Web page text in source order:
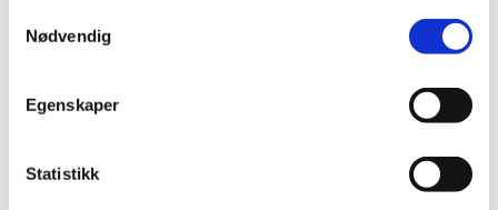
Nødvendig
Egenskaper
Statistikk
21 kamper. Tre kamper har endt uavgjort, mens ti
av kampene har endt med tap.
Resten av det eksisterende trenerteamet vil lede
treningene de nærmeste dagene, og Molde FK
hovedtrener.